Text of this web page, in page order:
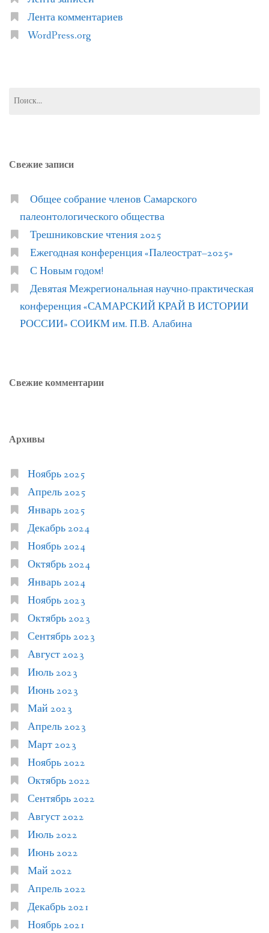
Лента комментариев
WordPress.org
Свежие записи
Общее собрание членов Самарского
палеонтологического общества
Трешниковские чтения 2025
Ежегодная конференция «Палеострат–2025»
С Новым годом!
Девятая Межрегиональная научно-практическая
конференция «САМАРСКИЙ КРАЙ В ИСТОРИИ
РОССИИ» СОИКМ им. П.В. Алабина
Свежие комментарии
Архивы
Ноябрь 2025
Апрель 2025
Январь 2025
Декабрь 2024
Ноябрь 2024
Октябрь 2024
Январь 2024
Ноябрь 2023
Октябрь 2023
Сентябрь 2023
Август 2023
Июль 2023
Июнь 2023
Май 2023
Апрель 2023
Март 2023
Ноябрь 2022
Октябрь 2022
Сентябрь 2022
Август 2022
Июль 2022
Июнь 2022
Май 2022
Апрель 2022
Декабрь 2021
Ноябрь 2021